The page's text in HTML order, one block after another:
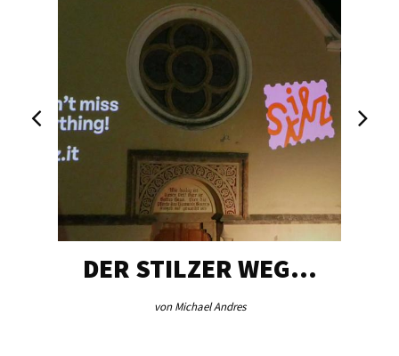
DER STILZER WEG…
von Michael Andres